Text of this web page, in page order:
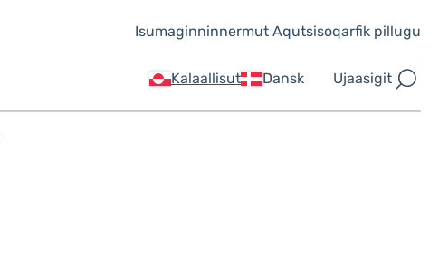
Kalaallisut Dansk Ujaasigit
Isumaginninnermut Aqutsisoqarfik pillugu